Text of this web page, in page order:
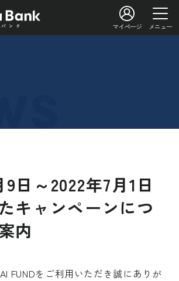
マイページ メニュー
9日～2022年7月1日
キャンペーンにつ
内
FUNDをご利用いただき誠にありが